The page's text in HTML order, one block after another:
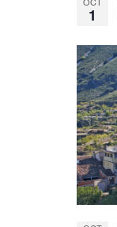
1